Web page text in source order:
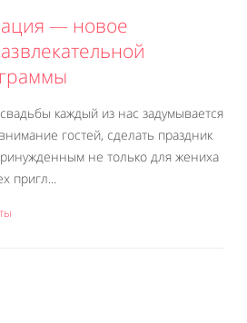
— новое
каждый из нас задумывается
гостей, сделать праздник
не только для жениха
пригл...